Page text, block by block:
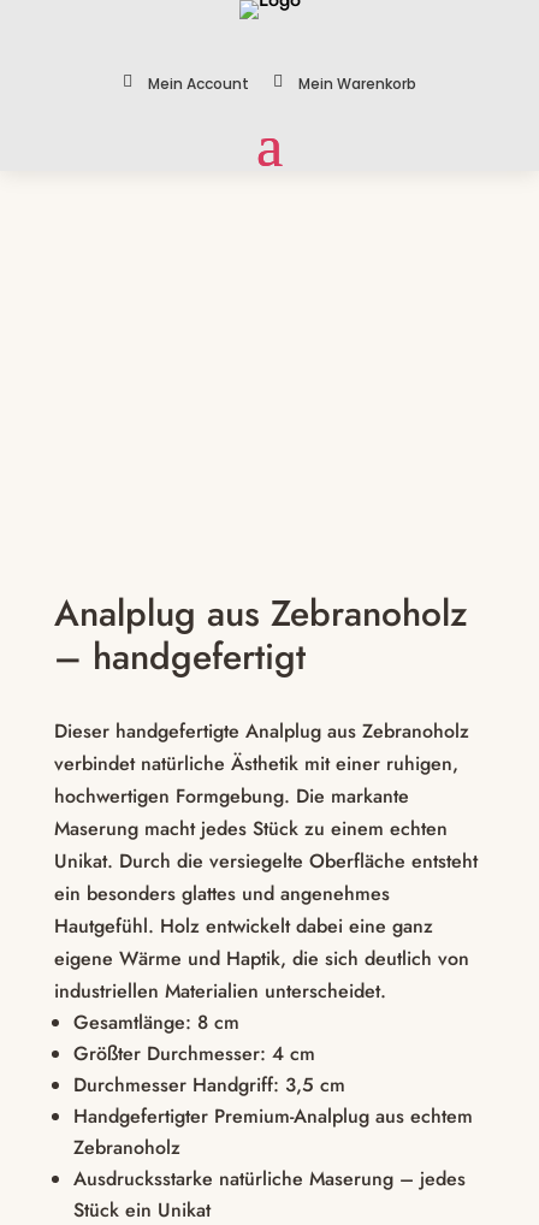
 Mein Account  Mein Warenkorb
Analplug aus Zebranoholz
– handgefertigt
Dieser handgefertigte Analplug aus Zebranoholz
verbindet natürliche Ästhetik mit einer ruhigen,
hochwertigen Formgebung. Die markante
Maserung macht jedes Stück zu einem echten
Unikat. Durch die versiegelte Oberfläche entsteht
ein besonders glattes und angenehmes
Hautgefühl. Holz entwickelt dabei eine ganz
eigene Wärme und Haptik, die sich deutlich von
industriellen Materialien unterscheidet.
Gesamtlänge: 8 cm
Größter Durchmesser: 4 cm
Durchmesser Handgriff: 3,5 cm
Handgefertigter Premium-Analplug aus echtem
Zebranoholz
Ausdrucksstarke natürliche Maserung – jedes
Stück ein Unikat